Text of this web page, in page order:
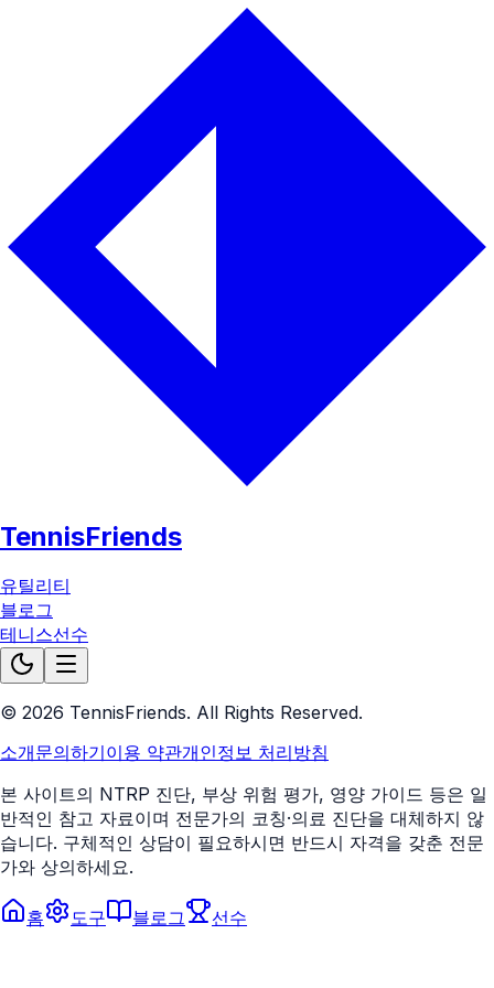
TennisFriends
유틸리티
블로그
테니스선수
© 2026 TennisFriends. All Rights Reserved.
소개문의하기이용 약관개인정보 처리방침
본 사이트의 NTRP 진단, 부상 위험 평가, 영양 가이드 등은 일
반적인 참고 자료이며 전문가의 코칭·의료 진단을 대체하지 않
습니다. 구체적인 상담이 필요하시면 반드시 자격을 갖춘 전문
가와 상의하세요.
홈 도구 블로그 선수